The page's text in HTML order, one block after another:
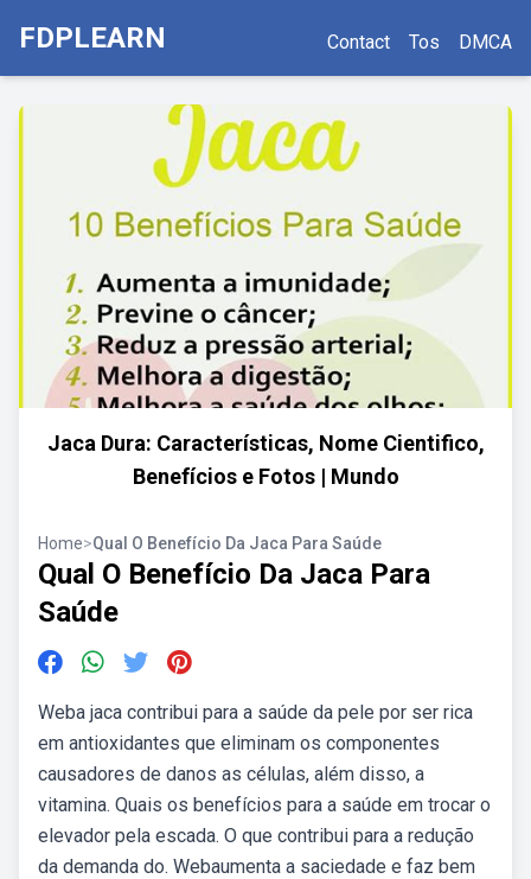
FDPLEARN Contact Tos DMCA
Jaca Dura: Características, Nome Cientifico,
Benefícios e Fotos | Mundo
Home>Qual O Benefício Da Jaca Para Saúde
Qual O Benefício Da Jaca Para
Saúde
Weba jaca contribui para a saúde da pele por ser rica
em antioxidantes que eliminam os componentes
causadores de danos as células, além disso, a
vitamina. Quais os benefícios para a saúde em trocar o
elevador pela escada. O que contribui para a redução
da demanda do. Webaumenta a saciedade e faz bem